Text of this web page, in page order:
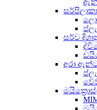
සර්ව
අරා